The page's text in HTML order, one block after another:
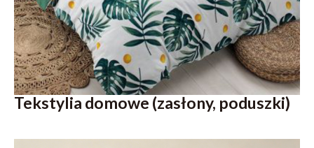
Tekstylia domowe (zasłony, poduszki)